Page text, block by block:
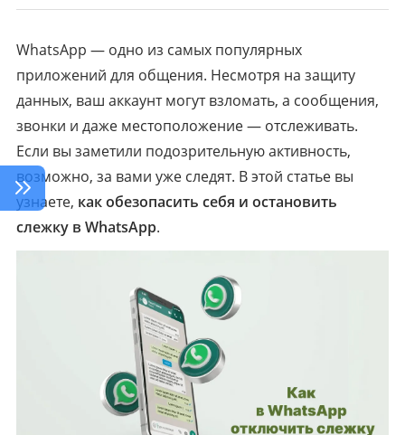
WhatsApp — одно из самых популярных
приложений для общения. Несмотря на защиту
данных, ваш аккаунт могут взломать, а сообщения,
звонки и даже местоположение — отслеживать.
Если вы заметили подозрительную активность,
возможно, за вами уже следят. В этой статье вы
узнаете, как обезопасить себя и остановить
слежку в WhatsApp.